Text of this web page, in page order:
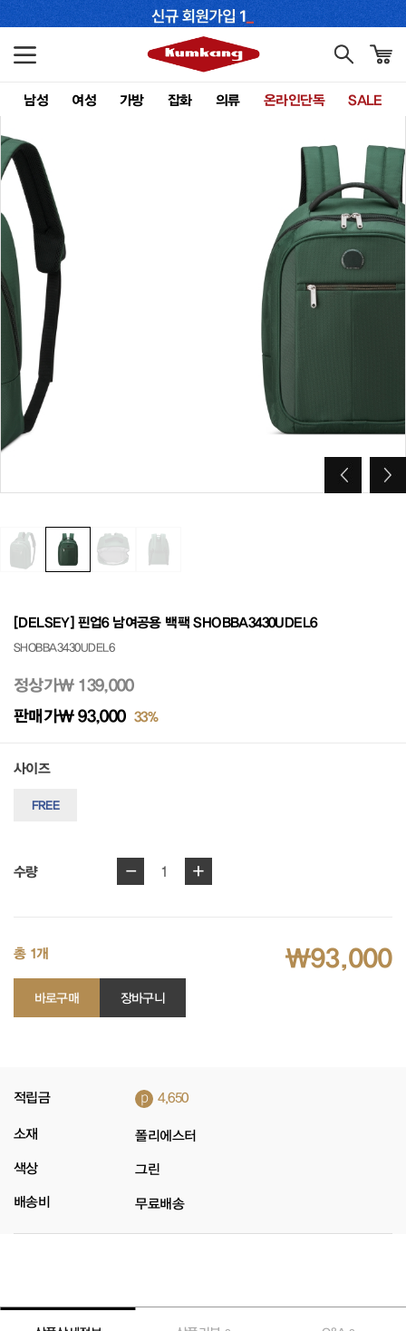
남성 여성 가방 잡화 의류 온라인단독 SALE
[DELSEY] 핀업6 남여공용 백팩 SHOBBA3430UDEL6
SHOBBA3430UDEL6
정상가₩ 139,000
판매가₩ 93,000 33%
사이즈
FREE
수량 - 1 +
총 1개 ₩93,000
바로구매 장바구니
적립금 p 4,650
소재 폴리에스터
색상 그린
배송비 무료배송